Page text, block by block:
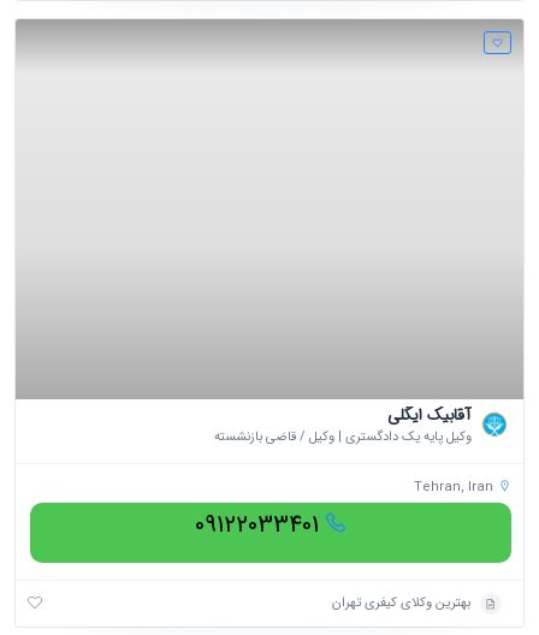
آقابیک ایگلی
وکیل پایه یک دادگستری | وکیل / قاضی بازنشسته
Tehran, Iran
09122033401
بهترین وکلای کیفری تهران